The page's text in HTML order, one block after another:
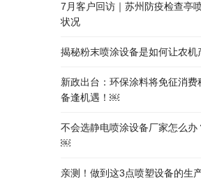
7月客户回访｜苏州防疫检查亭
状况
揭秘粉末喷涂设备是如何让农
新政出台：环保涂料将免征消费
备逢机遇！￼
不会选静电喷涂设备厂家怎么办
￼
亲测！做到这3点喷塑设备的生